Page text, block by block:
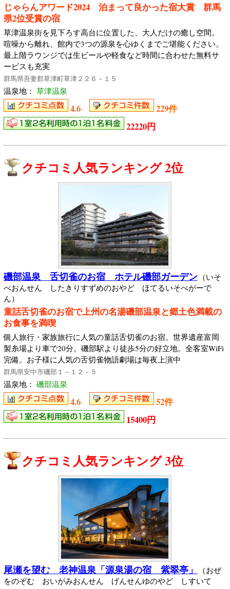
じゃらんアワード2024 泊まって良かった宿大賞 群馬
県2位受賞の宿
草津温泉街を見下ろす高台に位置した、大人だけの癒し空間。
喧噪から離れ、館内で3つの源泉を心ゆくまでご堪能ください。
最上階ラウンジでは生ビールや軽食など時間に合わせた無料サ
ービスも充実
群馬県吾妻郡草津町草津２２６－１５
温泉地： 草津温泉
4.6
229件
22220円
クチコミ人気ランキング 2位
磯部温泉 舌切雀のお宿 ホテル磯部ガーデン （いそ
べおんせん したきりすずめのおやど ほてるいそべがーで
ん）
童話舌切雀のお宿で上州の名湯磯部温泉と郷土色満載の
お食事を満喫
個人旅行・家族旅行に人気の童話舌切雀のお宿。世界遺産富岡
製糸場より車で20分。磯部駅より徒歩5分の好立地。全客室WiFi
完備。お子様に人気の舌切雀物語劇場は毎夜上演中
群馬県安中市磯部１－１２－５
温泉地： 磯部温泉
4.6
52件
15400円
クチコミ人気ランキング 3位
尾瀬を望む 老神温泉「源泉湯の宿 紫翠亭」
（おぜ
をのぞむ おいがみおんせん げんせんゆのやど しすいて